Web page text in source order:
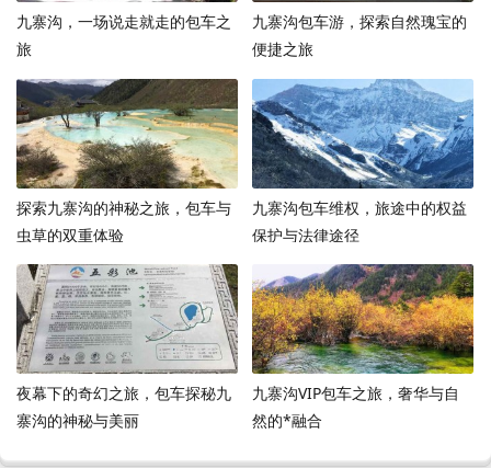
九寨沟，一场说走就走的包车之
旅
九寨沟包车游，探索自然瑰宝的
便捷之旅
探索九寨沟的神秘之旅，包车与
虫草的双重体验
九寨沟包车维权，旅途中的权益
保护与法律途径
夜幕下的奇幻之旅，包车探秘九
寨沟的神秘与美丽
九寨沟VIP包车之旅，奢华与自
然的*融合